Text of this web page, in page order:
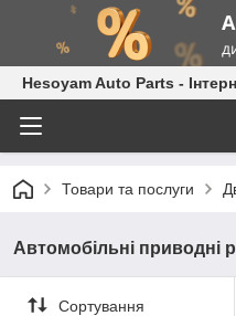
Hesoyam Auto Parts -
Товари та послуги
Автомобільні приводні
Сортування